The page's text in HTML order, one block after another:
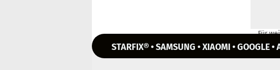
Für
STARFIX® • SAMSUNG • XIAOMI • GOOGLE •